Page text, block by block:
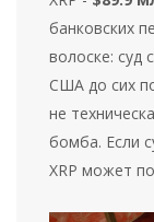
банковских
волоске: суд
США до сих
не
бомба. Если
XRP может